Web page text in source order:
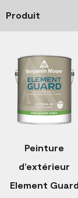
Produit
Peinture
d’extérieur
Element Guard